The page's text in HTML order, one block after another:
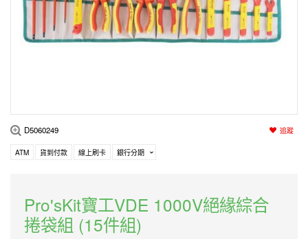
電動工具
電磨/電鑽組
課程教材
編程系列
聯絡客服
科玩補件
工具組合
家用網路
D5060249 追蹤
ATM 貨到付款 線上刷卡 銀行分期
Pro'sKit寶工VDE 1000V絕緣綜合
捲袋組 (15件組)